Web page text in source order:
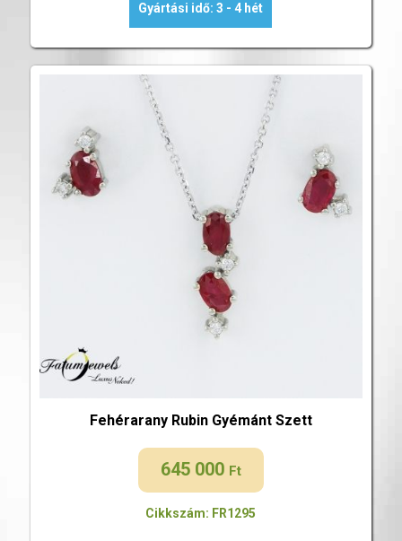
Gyártási idő: 3 - 4 hét
Fehérarany Rubin Gyémánt Szett
645 000 Ft
Cikkszám: FR1295